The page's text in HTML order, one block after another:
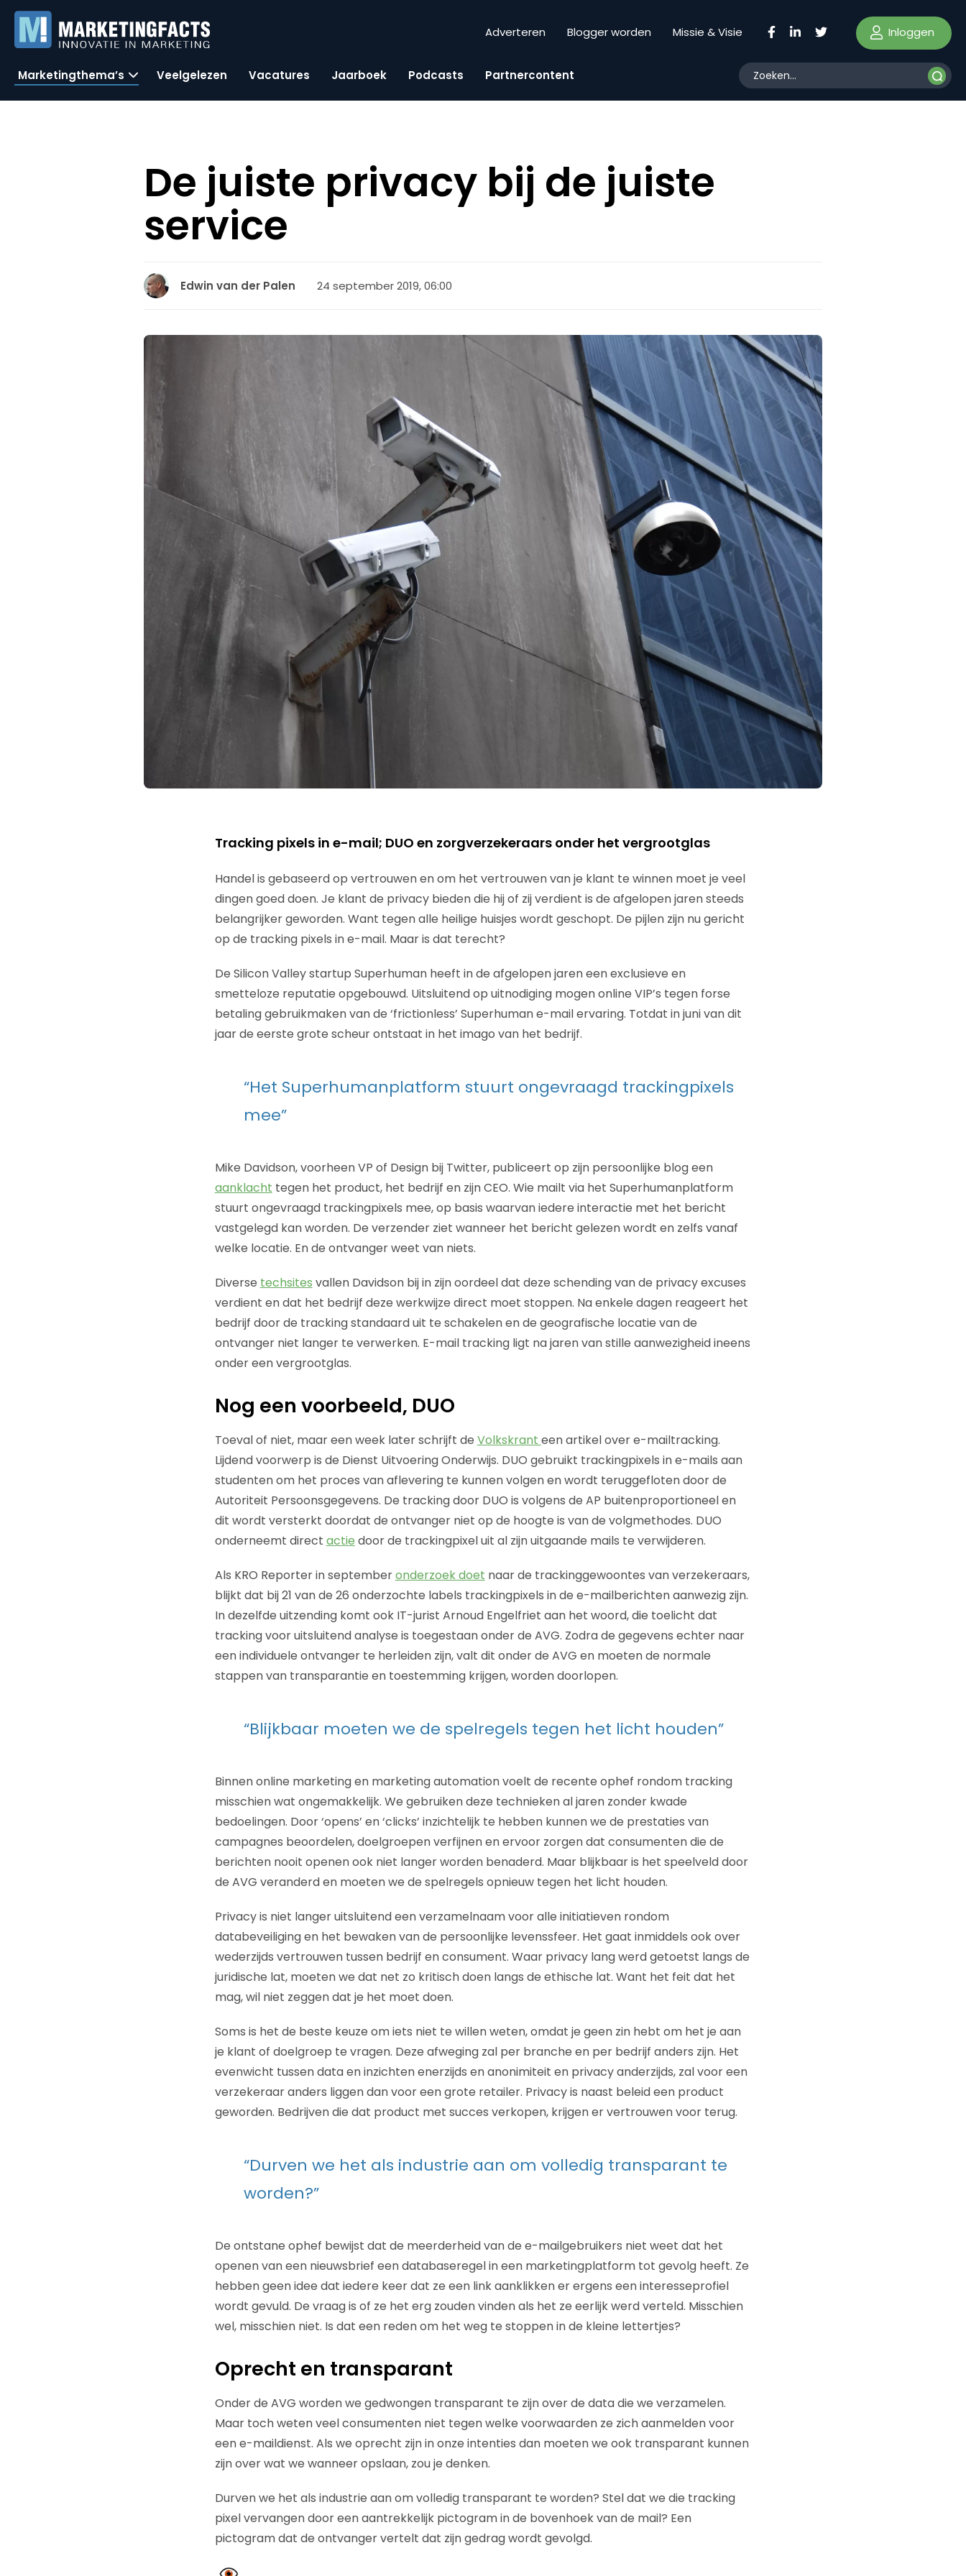
Adverteren Blogger worden Missie & Visie Inloggen
Marketingthema’s Veelgelezen Vacatures Jaarboek Podcasts Partnercontent
De juiste privacy bij de juiste
service
Edwin van der Palen 24 september 2019, 06:00
Tracking pixels in e-mail; DUO en zorgverzekeraars onder het vergrootglas
Handel is gebaseerd op vertrouwen en om het vertrouwen van je klant te winnen moet je veel
dingen goed doen. Je klant de privacy bieden die hij of zij verdient is de afgelopen jaren steeds
belangrijker geworden. Want tegen alle heilige huisjes wordt geschopt. De pijlen zijn nu gericht
op de tracking pixels in e-mail. Maar is dat terecht?
De Silicon Valley startup Superhuman heeft in de afgelopen jaren een exclusieve en
smetteloze reputatie opgebouwd. Uitsluitend op uitnodiging mogen online VIP’s tegen forse
betaling gebruikmaken van de ‘frictionless’ Superhuman e-mail ervaring. Totdat in juni van dit
jaar de eerste grote scheur ontstaat in het imago van het bedrijf.
“Het Superhumanplatform stuurt ongevraagd trackingpixels
mee”
Mike Davidson, voorheen VP of Design bij Twitter, publiceert op zijn persoonlijke blog een
aanklacht tegen het product, het bedrijf en zijn CEO. Wie mailt via het Superhumanplatform
stuurt ongevraagd trackingpixels mee, op basis waarvan iedere interactie met het bericht
vastgelegd kan worden. De verzender ziet wanneer het bericht gelezen wordt en zelfs vanaf
welke locatie. En de ontvanger weet van niets.
Diverse techsites vallen Davidson bij in zijn oordeel dat deze schending van de privacy excuses
verdient en dat het bedrijf deze werkwijze direct moet stoppen. Na enkele dagen reageert het
bedrijf door de tracking standaard uit te schakelen en de geografische locatie van de
ontvanger niet langer te verwerken. E-mail tracking ligt na jaren van stille aanwezigheid ineens
onder een vergrootglas.
Nog een voorbeeld, DUO
Toeval of niet, maar een week later schrijft de Volkskrant een artikel over e-mailtracking.
Lijdend voorwerp is de Dienst Uitvoering Onderwijs. DUO gebruikt trackingpixels in e-mails aan
studenten om het proces van aflevering te kunnen volgen en wordt teruggefloten door de
Autoriteit Persoonsgegevens. De tracking door DUO is volgens de AP buitenproportioneel en
dit wordt versterkt doordat de ontvanger niet op de hoogte is van de volgmethodes. DUO
onderneemt direct actie door de trackingpixel uit al zijn uitgaande mails te verwijderen.
Als KRO Reporter in septemberonderzoek doet naar de trackinggewoontes van verzekeraars,
blijkt dat bij 21 van de 26 onderzochte labels trackingpixels in de e-mailberichten aanwezig zijn.
In dezelfde uitzending komt ook IT-jurist Arnoud Engelfriet aan het woord, die toelicht dat
tracking voor uitsluitend analyse is toegestaan onder de AVG. Zodra de gegevens echter naar
een individuele ontvanger te herleiden zijn, valt dit onder de AVG en moeten de normale
stappen van transparantie en toestemming krijgen, worden doorlopen.
“Blijkbaar moeten we de spelregels tegen het licht houden”
Binnen online marketing en marketing automation voelt de recente ophef rondom tracking
misschien wat ongemakkelijk. We gebruiken deze technieken al jaren zonder kwade
bedoelingen. Door ‘opens’ en ‘clicks’ inzichtelijk te hebben kunnen we de prestaties van
campagnes beoordelen, doelgroepen verfijnen en ervoor zorgen dat consumenten die de
berichten nooit openen ook niet langer worden benaderd. Maar blijkbaar is het speelveld door
de AVG veranderd en moeten we de spelregels opnieuw tegen het licht houden.
Privacy is niet langer uitsluitend een verzamelnaam voor alle initiatieven rondom
databeveiliging en het bewaken van de persoonlijke levenssfeer. Het gaat inmiddels ook over
wederzijds vertrouwen tussen bedrijf en consument. Waar privacy lang werd getoetst langs de
juridische lat, moeten we dat net zo kritisch doen langs de ethische lat. Want het feit dat het
mag, wil niet zeggen dat je het moet doen.
Soms is het de beste keuze om iets niet te willen weten, omdat je geen zin hebt om het je aan
je klant of doelgroep te vragen. Deze afweging zal per branche en per bedrijf anders zijn. Het
evenwicht tussen data en inzichten enerzijds en anonimiteit en privacy anderzijds, zal voor een
verzekeraar anders liggen dan voor een grote retailer. Privacy is naast beleid een product
geworden. Bedrijven die dat product met succes verkopen, krijgen er vertrouwen voor terug.
“Durven we het als industrie aan om volledig transparant te
worden?”
De ontstane ophef bewijst dat de meerderheid van de e-mailgebruikers niet weet dat het
openen van een nieuwsbrief een databaseregel in een marketingplatform tot gevolg heeft. Ze
hebben geen idee dat iedere keer dat ze een link aanklikken er ergens een interesseprofiel
wordt gevuld. De vraag is of ze het erg zouden vinden als het ze eerlijk werd verteld. Misschien
wel, misschien niet. Is dat een reden om het weg te stoppen in de kleine lettertjes?
Oprecht en transparant
Onder de AVG worden we gedwongen transparant te zijn over de data die we verzamelen.
Maar toch weten veel consumenten niet tegen welke voorwaarden ze zich aanmelden voor
een e-maildienst. Als we oprecht zijn in onze intenties dan moeten we ook transparant kunnen
zijn over wat we wanneer opslaan, zou je denken.
Durven we het als industrie aan om volledig transparant te worden? Stel dat we die tracking
pixel vervangen door een aantrekkelijk pictogram in de bovenhoek van de mail? Een
pictogram dat de ontvanger vertelt dat zijn gedrag wordt gevolgd.